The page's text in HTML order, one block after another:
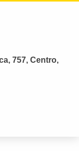
757, Centro,